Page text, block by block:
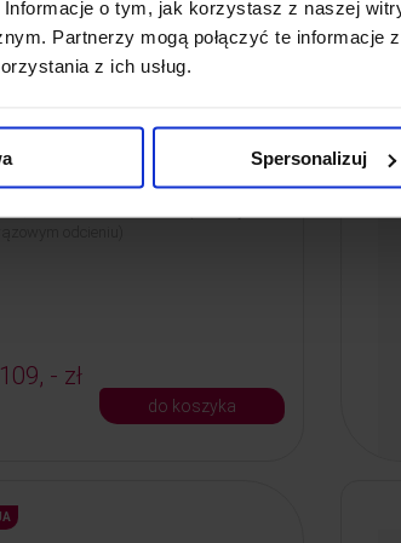
o tym, jak korzystasz z naszej
Partnerzy mogą połączyć te informacje
z ich usług.
Spersonalizuj
do koszyka
Qline PRO Red 745 - 5 ml
109, - zł
do koszyka